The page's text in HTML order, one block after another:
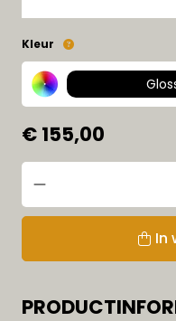
Kleur
€ 155,00
In